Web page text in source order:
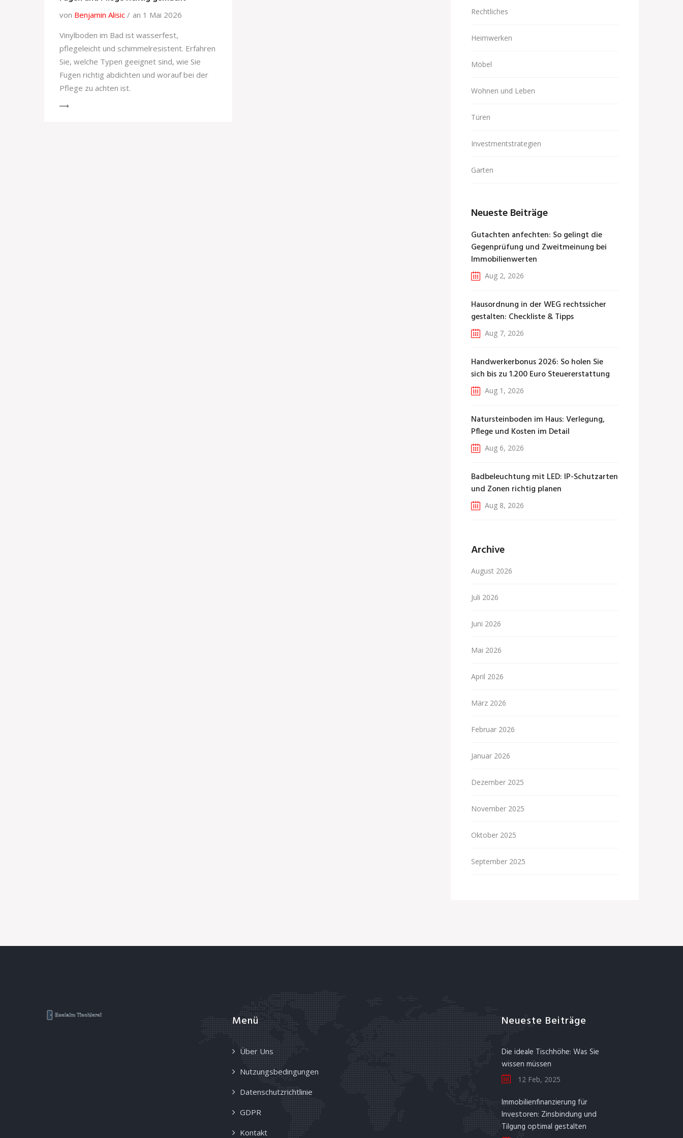
von Benjamin Alisic
an 1 Mai 2026
Vinylboden im Bad ist wasserfest,
pflegeleicht und schimmelresistent. Erfahren
Sie, welche Typen geeignet sind, wie Sie
Fugen richtig abdichten und worauf bei der
Pflege zu achten ist.
Rechtliches
Heimwerken
Möbel
Wohnen und Leben
Türen
Investmentstrategien
Garten
Neueste Beiträge
Gutachten anfechten: So gelingt die
Gegenprüfung und Zweitmeinung bei
Immobilienwerten
Aug 2, 2026
Hausordnung in der WEG rechtssicher
gestalten: Checkliste & Tipps
Aug 7, 2026
Handwerkerbonus 2026: So holen Sie
sich bis zu 1.200 Euro Steuererstattung
Aug 1, 2026
Natursteinboden im Haus: Verlegung,
Pflege und Kosten im Detail
Aug 6, 2026
Badbeleuchtung mit LED: IP-Schutzarten
und Zonen richtig planen
Aug 8, 2026
Archive
August 2026
Juli 2026
Juni 2026
Mai 2026
April 2026
März 2026
Februar 2026
Januar 2026
Dezember 2025
November 2025
Oktober 2025
September 2025
Menü
Über Uns
Nutzungsbedingungen
Datenschutzrichtlinie
GDPR
Kontakt
Neueste Beiträge
Die ideale Tischhöhe: Was Sie
wissen müssen
12 Feb, 2025
Immobilienfinanzierung für
Investoren: Zinsbindung und
Tilgung optimal gestalten